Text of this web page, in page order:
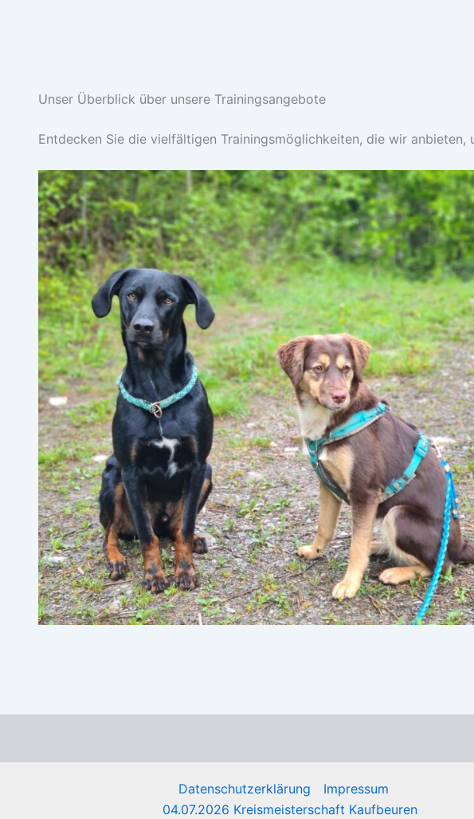
Unser Überblick über unsere Trainingsangebote
Entdecken Sie die vielfältigen Trainingsmöglichkeiten, die wir
Datenschutzerklärung
Impressum
04.07.2026 Kreismeisterschaft Kaufbeuren